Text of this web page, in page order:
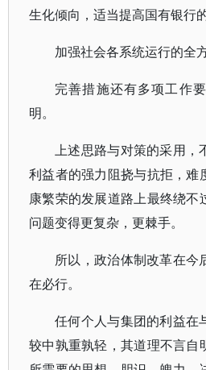
生化倾向，适当提高国有银行
加强社会各系统运行的全
完善措施还有多项工作
明。
上述思路与对策的采用，
利益者的强力阻挠与抗拒，难
康繁荣的发展道路上最终绕不
问题变得更复杂，更棘手。
所以，政治体制改革在今
在必行。
任何个人与集团的利益在
较中孰重孰轻，其道理不言自